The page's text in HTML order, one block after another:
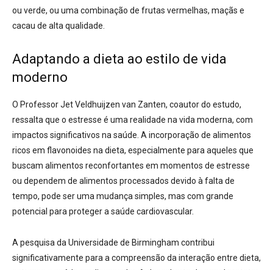
ou verde, ou uma combinação de frutas vermelhas, maçãs e
cacau de alta qualidade.
Adaptando a dieta ao estilo de vida
moderno
O Professor Jet Veldhuijzen van Zanten, coautor do estudo,
ressalta que o estresse é uma realidade na vida moderna, com
impactos significativos na saúde. A incorporação de alimentos
ricos em flavonoides na dieta, especialmente para aqueles que
buscam alimentos reconfortantes em momentos de estresse
ou dependem de alimentos processados ​​devido à falta de
tempo, pode ser uma mudança simples, mas com grande
potencial para proteger a saúde cardiovascular.
A pesquisa da Universidade de Birmingham contribui
significativamente para a compreensão da interação entre dieta,